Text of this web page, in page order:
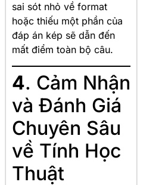
sai sót nhỏ về format
hoặc thiếu một phần của
đáp án kép sẽ dẫn đến
mất điểm toàn bộ câu.
4. Cảm Nhận
và Đánh Giá
Chuyên Sâu
về Tính Học
Thuật